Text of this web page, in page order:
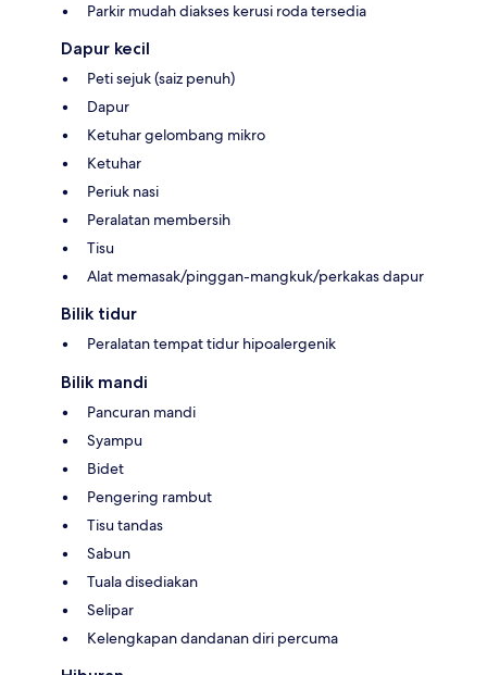
Parkir mudah diakses kerusi roda tersedia
Dapur kecil
Peti sejuk (saiz penuh)
Dapur
Ketuhar gelombang mikro
Ketuhar
Periuk nasi
Peralatan membersih
Tisu
Alat memasak/pinggan-mangkuk/perkakas dapur
Bilik tidur
Peralatan tempat tidur hipoalergenik
Bilik mandi
Pancuran mandi
Syampu
Bidet
Pengering rambut
Tisu tandas
Sabun
Tuala disediakan
Selipar
Kelengkapan dandanan diri percuma